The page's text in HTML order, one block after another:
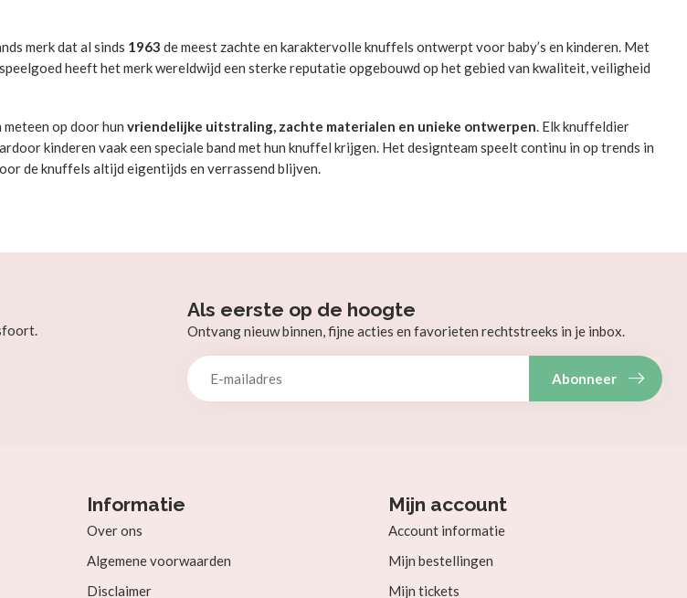
merk dat al sinds 1963 de meest zachte en karaktervolle knuffels ontwerpt voor baby’s en kinderen. Met
heeft het merk wereldwijd een sterke reputatie opgebouwd op het gebied van kwaliteit, veiligheid
op door hun vriendelijke uitstraling, zachte materialen en unieke ontwerpen. Elk knuffeldier
kinderen vaak een speciale band met hun knuffel krijgen. Het designteam speelt continu in op trends in
de knuffels altijd eigentijds en verrassend blijven.
Als eerste op de hoogte
Ontvang nieuw binnen, fijne acties en favorieten rechtstreeks in je inbox.
Abonneer
Informatie
Over ons
Algemene voorwaarden
Disclaimer
Mijn account
Account informatie
Mijn bestellingen
Mijn tickets